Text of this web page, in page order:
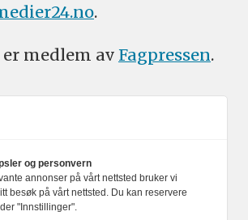
.
er medlem av Fagpressen.
etter Vær Varsom-
for god presseskikk.
som ChatGPT,
i journalistikken vår.
og personvern
annonser på vårt nettsted bruker vi
besøk på vårt nettsted. Du kan reservere
"Innstillinger".